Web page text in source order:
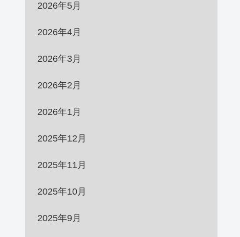
2026年5月
2026年4月
2026年3月
2026年2月
2026年1月
2025年12月
2025年11月
2025年10月
2025年9月